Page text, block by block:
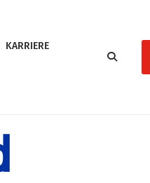
KARRIERE